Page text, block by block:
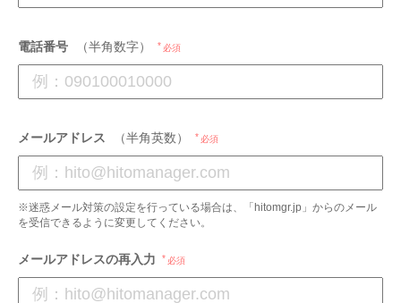
電話番号 （半角数字） 必須
メールアドレス （半角英数） 必須
※迷惑メール対策の設定を行っている場合は、「hitomgr.jp」からのメール
を受信できるように変更してください。
メールアドレスの再入力 必須